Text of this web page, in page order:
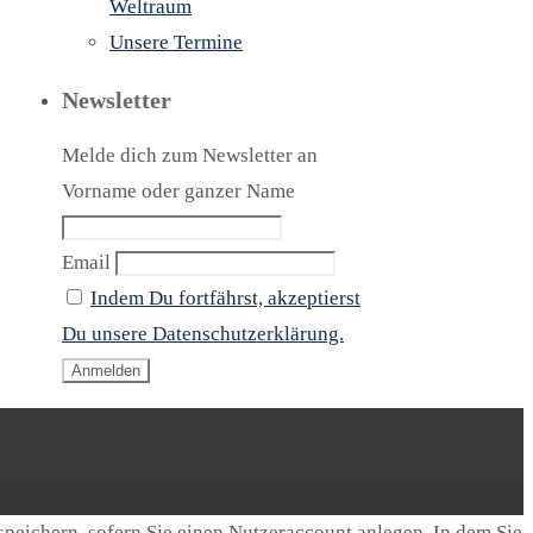
Weltraum
Unsere Termine
Newsletter
Melde dich zum Newsletter an
Vorname oder ganzer Name
Email
Indem Du fortfährst, akzeptierst
Du unsere Datenschutzerklärung.